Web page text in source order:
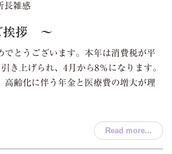
長雑感
拶 ～
でとうございます。本年は消費税が平
き上げられ、4月から8％になります。
高齢化に伴う年金と医療費の増大が理
Read more...